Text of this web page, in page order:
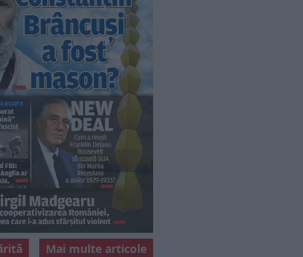
Mai multe articole